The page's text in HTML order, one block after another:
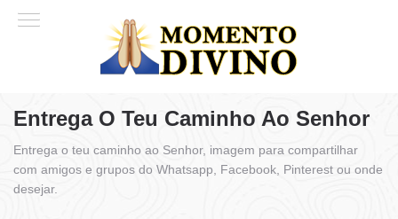
Entrega O Teu Caminho Ao Senhor
Entrega o teu caminho ao Senhor, imagem para compartilhar
com amigos e grupos do Whatsapp, Facebook, Pinterest ou onde
desejar.